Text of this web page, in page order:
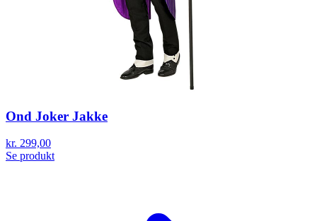
Ond Joker Jakke
kr. 299,00
Se produkt